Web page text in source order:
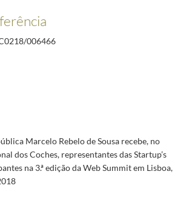
006466
Marcelo Rebelo de Sousa recebe, no
dos Coches, representantes das Startup’s
na 3.ª edição da Web Summit em Lisboa,